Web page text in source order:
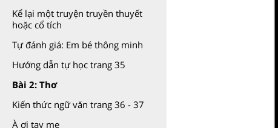
Kể lại một truyện truyền thuyết
hoặc cổ tích
Tự đánh giá: Em bé thông minh
Hướng dẫn tự học trang 35
Bài 2: Thơ
Kiến thức ngữ văn trang 36 - 37
À ơi tay mẹ